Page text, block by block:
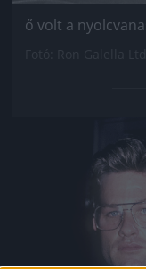
ő volt a